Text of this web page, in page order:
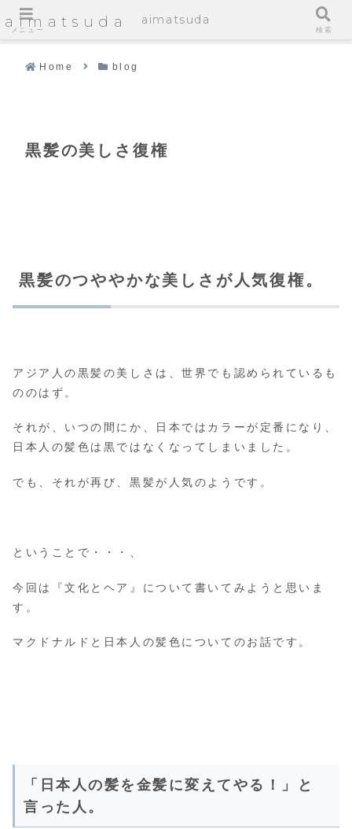
aimatsuda
Home blog
黒髪の美しさ復権
黒髪のつややかな美しさが人気復権。
アジア人の黒髪の美しさは、世界でも認められているも
ののはず。
それが、いつの間にか、日本ではカラーが定番になり、
日本人の髪色は黒ではなくなってしまいました。
でも、それが再び、黒髪が人気のようです。
ということで・・・、
今回は『文化とヘア』について書いてみようと思いま
す。
マクドナルドと日本人の髪色についてのお話です。
「日本人の髪を金髪に変えてやる！」と
言った人。
メニュー
aimatsuda
検索